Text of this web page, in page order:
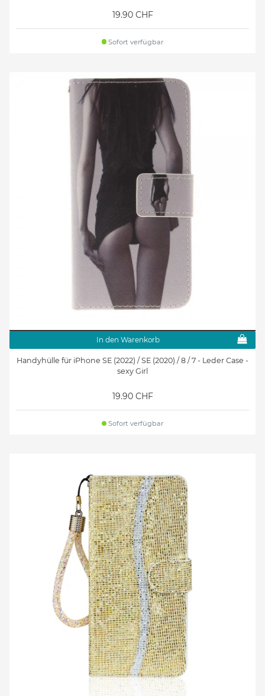
19.90 CHF
Sofort verfügbar
In den Warenkorb
Handyhülle für iPhone SE (2022) / SE (2020) / 8 / 7 - Leder Case -
sexy Girl
19.90 CHF
Sofort verfügbar